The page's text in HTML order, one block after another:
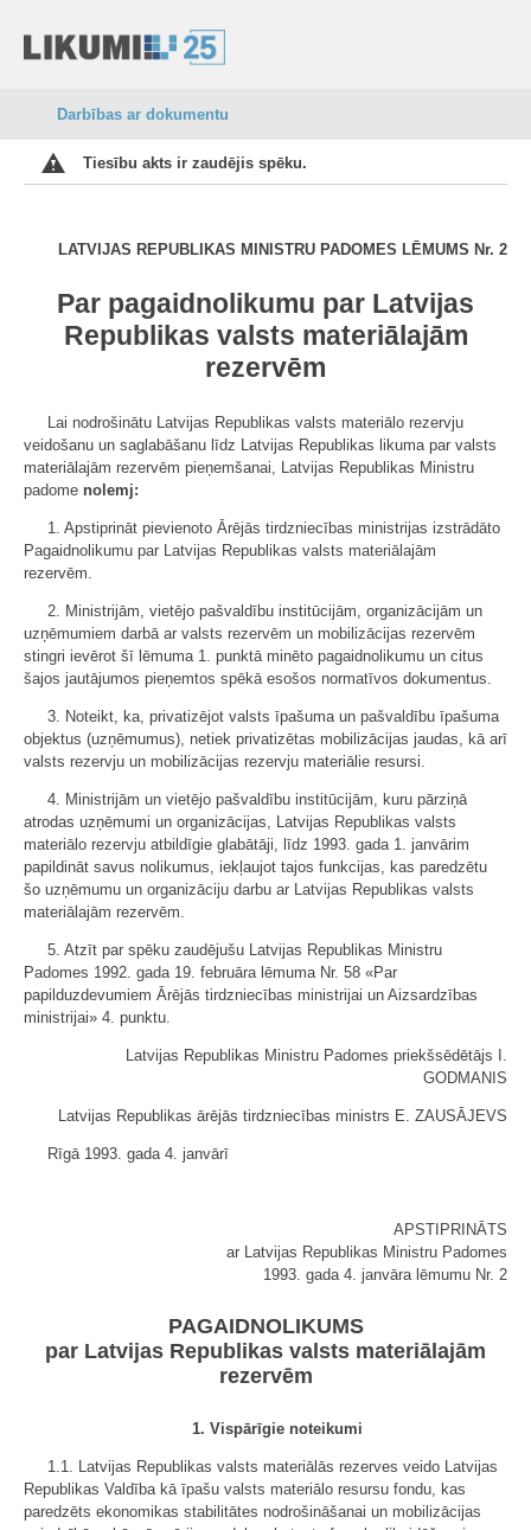
Darbības ar dokumentu
Tiesību akts ir zaudējis spēku.
LATVIJAS REPUBLIKAS MINISTRU PADOMES LĒMUMS Nr. 2
Par pagaidnolikumu par Latvijas
Republikas valsts materiālajām
rezervēm
Lai nodrošinātu Latvijas Republikas valsts materiālo rezervju
veidošanu un saglabāšanu līdz Latvijas Republikas likuma par valsts
materiālajām rezervēm pieņemšanai, Latvijas Republikas Ministru
padome nolemj:
1. Apstiprināt pievienoto Ārējās tirdzniecības ministrijas izstrādāto
Pagaidnolikumu par Latvijas Republikas valsts materiālajām
rezervēm.
2. Ministrijām, vietējo pašvaldību institūcijām, organizācijām un
uzņēmumiem darbā ar valsts rezervēm un mobilizācijas rezervēm
stingri ievērot šī lēmuma 1. punktā minēto pagaidnolikumu un citus
šajos jautājumos pieņemtos spēkā esošos normatīvos dokumentus.
3. Noteikt, ka, privatizējot valsts īpašuma un pašvaldību īpašuma
objektus (uzņēmumus), netiek privatizētas mobilizācijas jaudas, kā arī
valsts rezervju un mobilizācijas rezervju materiālie resursi.
4. Ministrijām un vietējo pašvaldību institūcijām, kuru pārziņā
atrodas uzņēmumi un organizācijas, Latvijas Republikas valsts
materiālo rezervju atbildīgie glabātāji, līdz 1993. gada 1. janvārim
papildināt savus nolikumus, iekļaujot tajos funkcijas, kas paredzētu
šo uzņēmumu un organizāciju darbu ar Latvijas Republikas valsts
materiālajām rezervēm.
5. Atzīt par spēku zaudējušu Latvijas Republikas Ministru
Padomes 1992. gada 19. februāra lēmuma Nr. 58 «Par
papilduzdevumiem Ārējās tirdzniecības ministrijai un Aizsardzības
ministrijai» 4. punktu.
Latvijas Republikas Ministru Padomes priekšsēdētājs I.
GODMANIS
Latvijas Republikas ārējās tirdzniecības ministrs E. ZAUSĀJEVS
Rīgā 1993. gada 4. janvārī
APSTIPRINĀTS
ar Latvijas Republikas Ministru Padomes
1993. gada 4. janvāra lēmumu Nr. 2
PAGAIDNOLIKUMS
par Latvijas Republikas valsts materiālajām
rezervēm
1. Vispārīgie noteikumi
1.1. Latvijas Republikas valsts materiālās rezerves veido Latvijas
Republikas Valdība kā īpašu valsts materiālo resursu fondu, kas
paredzēts ekonomikas stabilitātes nodrošināšanai un mobilizācijas